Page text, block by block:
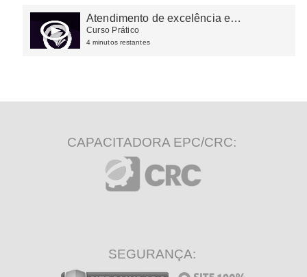
Atendimento de excelência e
experiência do cliente
Curso Prático
4 minutos restantes
CAPACITADORA EPC/CRC:
SEGURANÇA: